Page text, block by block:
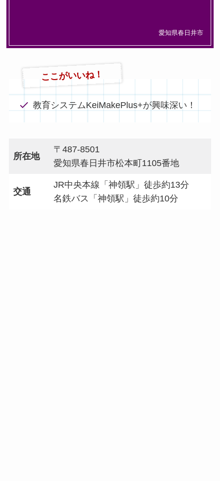
愛知県春日井市
ここがいいね！
教育システムKeiMakePlus+が興味深い！
所在地
〒487-8501
愛知県春日井市松本町1105番地
交通
JR中央本線「神領駅」徒歩約13分
名鉄バス「神領駅」徒歩約10分